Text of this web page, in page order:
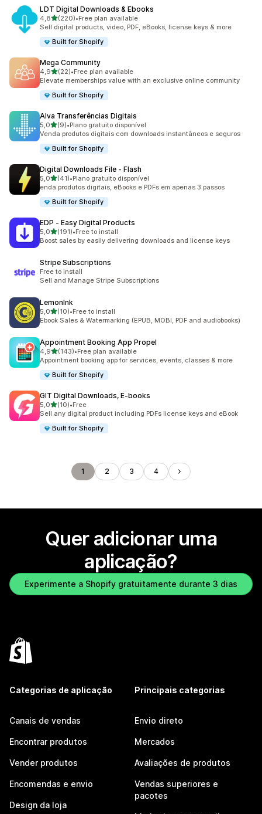
LDT Digital Downloads & Ebooks
4,8de 5 estrelas
(220)
220 total de avaliações
•Free plan available
Sell digital products, video, PDF, eBooks, license keys & more
Built for Shopify
Mega Community
4,9de 5 estrelas
(22)
22 total de avaliações
•Free plan available
Elevate memberships value with an exclusive online community
Built for Shopify
Alva Transferências Digitais
5,0de 5 estrelas
(9)
9 total de avaliações
•Plano gratuito disponível
Venda produtos digitais com downloads instantâneos e seguros
Built for Shopify
Digital Downloads File ‑ Flash
5,0de 5 estrelas
(41)
41 total de avaliações
•Plano gratuito disponível
enda produtos digitais, eBooks e PDFs em apenas 3 passos
Built for Shopify
EDP ‑ Easy Digital Products
5,0de 5 estrelas
(191)
191 total de avaliações
•Free to install
Boost sales by easily delivering downloads and license keys
Stripe Subscriptions
Free to install
Sell and Manage Stripe Subscriptions
LemonInk
5,0de 5 estrelas
(10)
10 total de avaliações
•Free to install
Ebook Sales & Watermarking (EPUB, MOBI, PDF and audiobooks)
Appointment Booking App Propel
4,9de 5 estrelas
(143)
143 total de avaliações
•Free plan available
Appointment booking app for services, events, classes & more
Built for Shopify
GIT Digital Downloads, E‑books
5,0de 5 estrelas
(10)
10 total de avaliações
•Free
Sell any digital product including PDFs license keys and eBook
Built for Shopify
1 2 3 4
Quer adicionar uma
aplicação?
Experimente a Shopify gratuitamente durante 3 dias
Categorias de aplicação
Canais de vendas
Encontrar produtos
Vender produtos
Encomendas e envio
Design da loja
Principais categorias
Envio direto
Mercados
Avaliações de produtos
Vendas superiores e
pacotes